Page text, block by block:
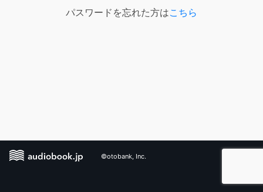
パスワードを忘れた方はこちら
©otobank, Inc.